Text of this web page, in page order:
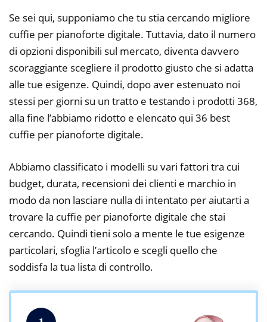
Se sei qui, supponiamo che tu stia cercando migliore
cuffie per pianoforte digitale. Tuttavia, dato il numero
di opzioni disponibili sul mercato, diventa davvero
scoraggiante scegliere il prodotto giusto che si adatta
alle tue esigenze. Quindi, dopo aver estenuato noi
stessi per giorni su un tratto e testando i prodotti 368,
alla fine l’abbiamo ridotto e elencato qui 36 best
cuffie per pianoforte digitale.
Abbiamo classificato i modelli su vari fattori tra cui
budget, durata, recensioni dei clienti e marchio in
modo da non lasciare nulla di intentato per aiutarti a
trovare la cuffie per pianoforte digitale che stai
cercando. Quindi tieni solo a mente le tue esigenze
particolari, sfoglia l’articolo e scegli quello che
soddisfa la tua lista di controllo.